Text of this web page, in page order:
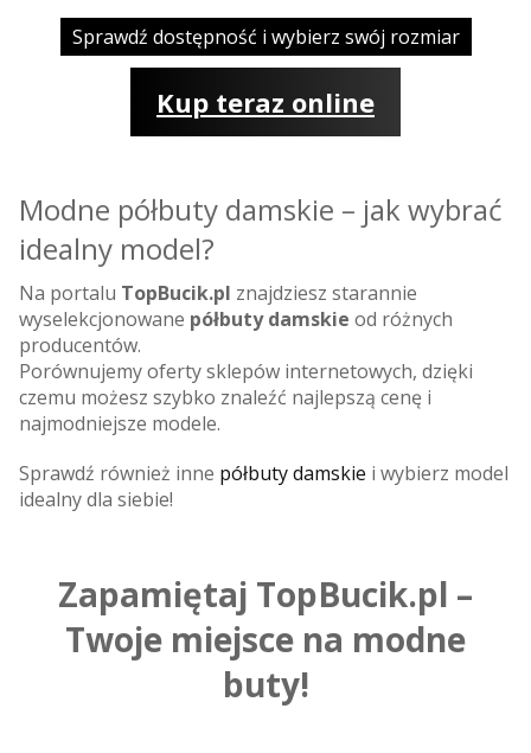
Sprawdź dostępność i wybierz swój rozmiar
Kup teraz online
Modne półbuty damskie – jak wybrać
idealny model?
Na portalu TopBucik.pl znajdziesz starannie
wyselekcjonowane półbuty damskie od różnych
producentów.
Porównujemy oferty sklepów internetowych, dzięki
czemu możesz szybko znaleźć najlepszą cenę i
najmodniejsze modele.
Sprawdź również inne półbuty damskie i wybierz model
idealny dla siebie!
Zapamiętaj TopBucik.pl –
Twoje miejsce na modne
buty!